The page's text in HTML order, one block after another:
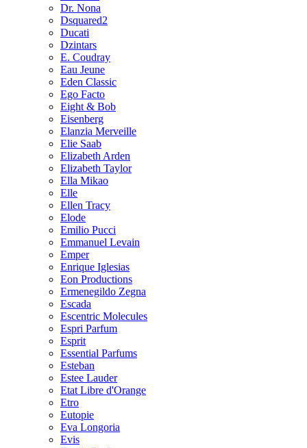
Dr. Nona
Dsquared2
Ducati
Dzintars
E. Coudray
Eau Jeune
Eden Classic
Ego Facto
Eight & Bob
Eisenberg
Elanzia Merveille
Elie Saab
Elizabeth Arden
Elizabeth Taylor
Ella Mikao
Elle
Ellen Tracy
Elode
Emilio Pucci
Emmanuel Levain
Emper
Enrique Iglesias
Eon Productions
Ermenegildo Zegna
Escada
Escentric Molecules
Espri Parfum
Esprit
Essential Parfums
Esteban
Estee Lauder
Etat Libre d'Orange
Etro
Eutopie
Eva Longoria
Evis